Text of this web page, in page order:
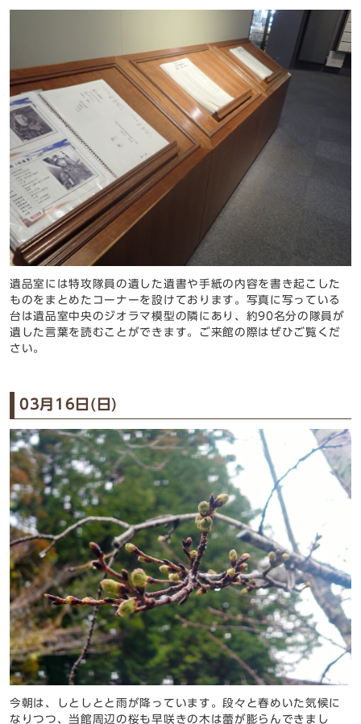
遺品室には特攻隊員の遺した遺書や手紙の内容を書き起こした
ものをまとめたコーナーを設けております。写真に写っている
台は遺品室中央のジオラマ模型の隣にあり、約90名分の隊員が
遺した言葉を読むことができます。ご来館の際はぜひご覧くだ
さい。
03月16日(日)
今朝は、しとしとと雨が降っています。段々と春めいた気候に
なりつつ、当館周辺の桜も早咲きの木は蕾が膨らんできまし